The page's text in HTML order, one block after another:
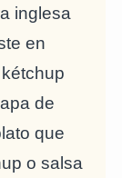
inglesa
en
de
que
o salsa